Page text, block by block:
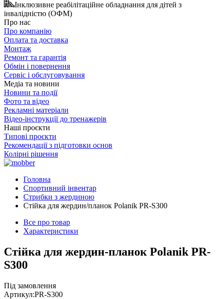
Інклюзивне реабілітаційне обладнання для дітей з
інвалідністю (ОФМ)
Про нас
Про компанію
Оплата та доставка
Монтаж
Ремонт та гарантія
Обмін і повернення
Сервіс і обслуговування
Медіа та новини
Новини та події
Фото та відео
Рекламні матеріали
Відео-інструкції до тренажерів
Наші проєкти
Типові проєкти
Рекомендації з підготовки основ
Колірні рішення
Головна
Спортивний інвентар
Стрибки з жердиною
Стійка для жердин/планок Polanik PR-S300
Все про товар
Характеристики
Стійка для жердин-планок Polanik PR-
S300
Під замовлення
Артикул:PR-S300